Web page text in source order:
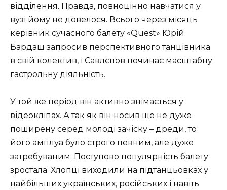
відділення. Правда, повноцінно навчатися у
вузі йому не довелося. Всього через місяць
керівник сучасного балету «Quest» Юрій
Бардаш запросив перспективного танцівника
в свій колектив, і Савлєпов починає масштабну
гастрольну діяльність.
У той же період він активно знімається у
відеокліпах. А так як він носив ще не дуже
поширену серед молоді зачіску – дреди, то
його амплуа було строго певним, але дуже
затребуваним. Поступово популярність балету
зростала. Хлопці виходили на підтанцьовках у
найбільших українських, російських і навіть